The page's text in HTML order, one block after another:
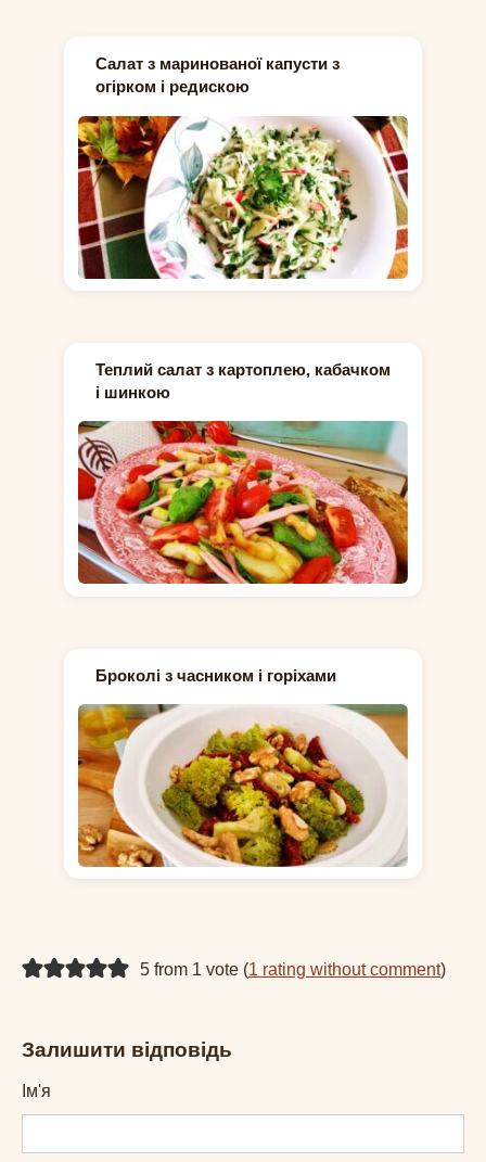
Салат з маринованої капусти з
огірком і редискою
Теплий салат з картоплею, кабачком
і шинкою
Броколі з часником і горіхами
5 from 1 vote (1 rating without comment)
Залишити відповідь
Ім'я